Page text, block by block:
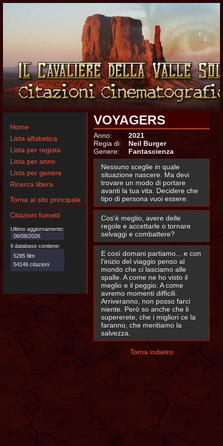
Home
Lista alfabetica
Lista per regista
Lista per anno
Lista per genere
Ricerca libera
Torna al sito principale
Citazioni fumetti
Ultimo aggiornamento:
06/08/2026
Il database contiene:
5285 film
54146 citazioni
VOYAGERS
Anno:
2021
Regia di:
Neil Burger
Genere:
Fantascienza
Nessuno sceglie in quale
situazione nascere. Ma devi
trovare un modo di portare
avanti la tua vita. Decidere che
tipo di persona vuoi essere.
Cos'è meglio, avere delle
regole e accettarle o tornare
selvaggi e combattere?
E così domani partiamo... e con
l'inizio del viaggio penso al
mondo che ci lasciamo alle
spalle. A come ne ho visto il
meglio e il peggio. A come
avremo momenti difficili.
Arriveranno, non posso farci
niente. Però so anche che li
supererete, che i migliori ce la
faranno, che meritiamo la
salvezza.
Torna indietro